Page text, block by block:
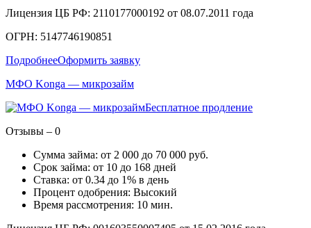
Лицензия ЦБ РФ: 2110177000192 от 08.07.2011 года
ОГРН: 5147746190851
ПодробнееОформить заявку
МФО Konga — микрозайм
Бесплатное продление
Отзывы – 0
Сумма займа: от 2 000 до 70 000 руб.
Срок займа: от 10 до 168 дней
Ставка: от 0.34 до 1% в день
Процент одобрения: Высокий
Время рассмотрения: 10 мин.